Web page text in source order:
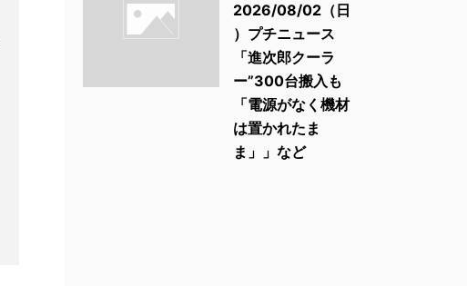
2026/08/02（日
）プチニュース
「進次郎クーラ
ー”300台搬入も
「電源がなく機材
は置かれたま
ま」」など